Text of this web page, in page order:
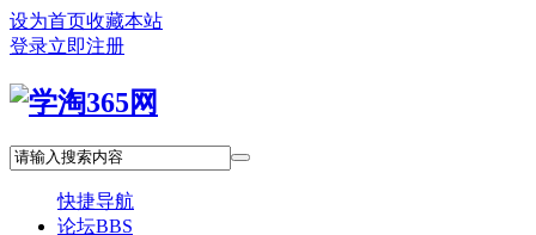
设为首页收藏本站
登录立即注册
快捷导航
论坛BBS